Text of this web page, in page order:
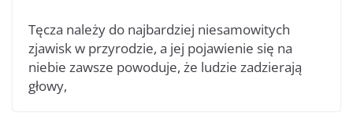
Tęcza należy do najbardziej niesamowitych
zjawisk w przyrodzie, a jej pojawienie się na
niebie zawsze powoduje, że ludzie zadzierają
głowy,